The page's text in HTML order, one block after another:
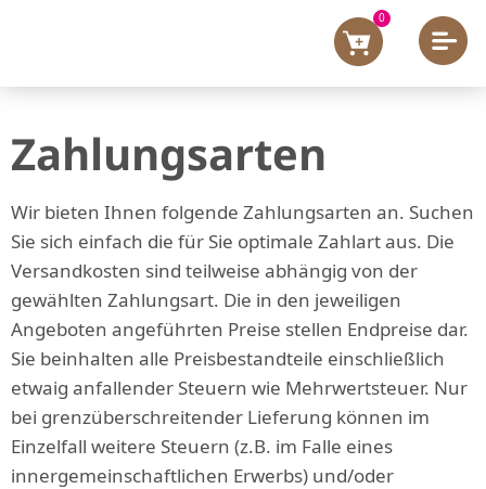
0
Zahlungsarten
Wir bieten Ihnen folgende Zahlungsarten an. Suchen
Sie sich einfach die für Sie optimale Zahlart aus. Die
Versandkosten sind teilweise abhängig von der
gewählten Zahlungsart. Die in den jeweiligen
Angeboten angeführten Preise stellen Endpreise dar.
Sie beinhalten alle Preisbestandteile einschließlich
etwaig anfallender Steuern wie Mehrwertsteuer. Nur
bei grenzüberschreitender Lieferung können im
Einzelfall weitere Steuern (z.B. im Falle eines
innergemeinschaftlichen Erwerbs) und/oder